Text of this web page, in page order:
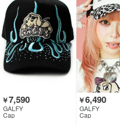
￥7,590
GALFY
Cap
￥6,490
GALFY
Cap